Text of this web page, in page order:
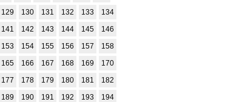
129 130 131 132 133
134
141 142 143 144 145
146
153 154 155 156 157
158
165 166 167 168 169
170
177 178 179 180 181
182
189 190 191 192 193
194